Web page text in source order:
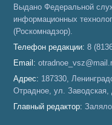
Выдано Федеральной
информационных
(Роскомнадзор).
Телефон редакции: 8
Email:
Адрес: 187330,
Отрадное, ул. Заводская,
Главный редактор: